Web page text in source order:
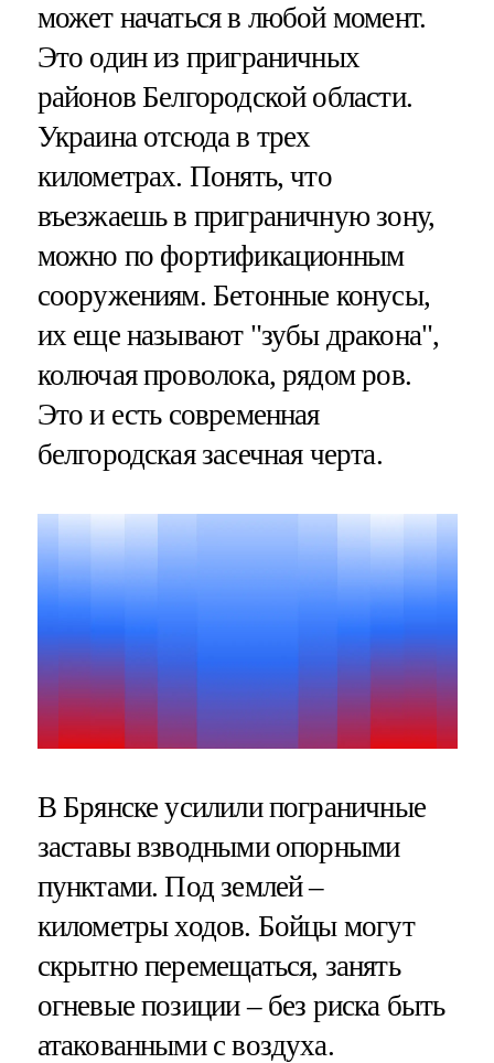
может начаться в любой момент.
Это один из приграничных
районов Белгородской области.
Украина отсюда в трех
километрах. Понять, что
въезжаешь в приграничную зону,
можно по фортификационным
сооружениям. Бетонные конусы,
их еще называют "зубы дракона",
колючая проволока, рядом ров.
Это и есть современная
белгородская засечная черта.
В Брянске усилили пограничные
заставы взводными опорными
пунктами. Под землей –
километры ходов. Бойцы могут
скрытно перемещаться, занять
огневые позиции – без риска быть
атакованными с воздуха.